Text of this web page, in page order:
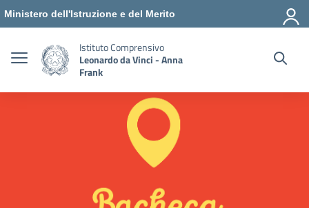
Ministero dell'Istruzione e del Merito
Istituto Comprensivo
Leonardo da Vinci - Anna
Frank